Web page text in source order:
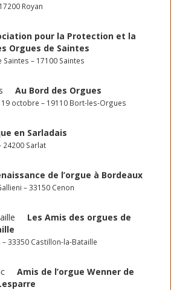
Royan
pour la Protection et la
Orgues de Saintes
– 17100 Saintes
Au Bord des Orgues
19 octobre – 19110 Bort-les-Orgues
en Sarladais
24200 Sarlat
de l’orgue à Bordeaux
– 33150 Cenon
Les Amis des orgues de
33350 Castillon-la-Bataille
Amis de l’orgue Wenner de